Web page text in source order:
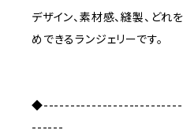
デザイン、素材感、縫製、どれ
めできるランジェリーです。
------